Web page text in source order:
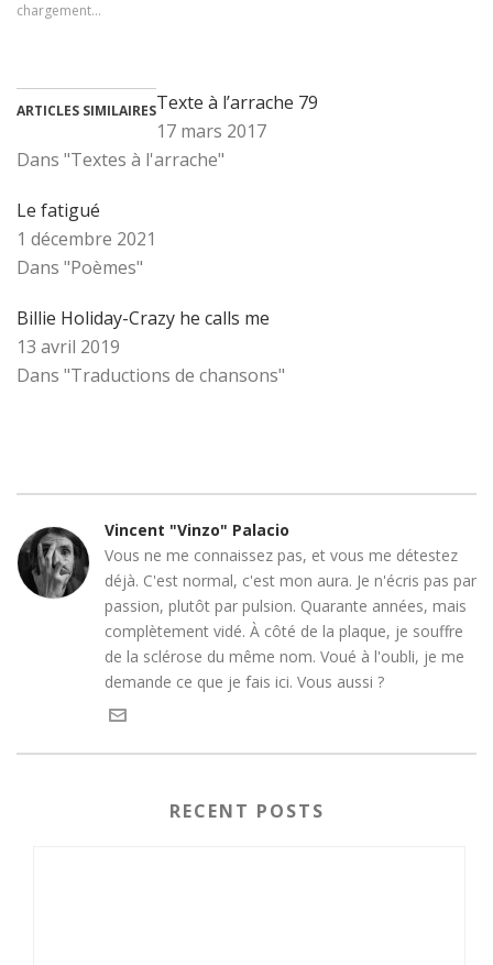
chargement…
ARTICLES SIMILAIRESTexte à l’arrache 79
17 mars 2017
Dans "Textes à l'arrache"
Le fatigué
1 décembre 2021
Dans "Poèmes"
Billie Holiday-Crazy he calls me
13 avril 2019
Dans "Traductions de chansons"
Vincent "Vinzo" Palacio
Vous ne me connaissez pas, et vous me détestez
déjà. C'est normal, c'est mon aura. Je n'écris pas par
passion, plutôt par pulsion. Quarante années, mais
complètement vidé. À côté de la plaque, je souffre
de la sclérose du même nom. Voué à l'oubli, je me
demande ce que je fais ici. Vous aussi ?
RECENT POSTS